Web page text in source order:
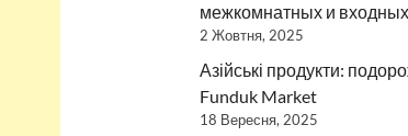
межкомнатных и
2 Жовтня, 2025
Азійські продукти:
Funduk Market
18 Вересня, 2025